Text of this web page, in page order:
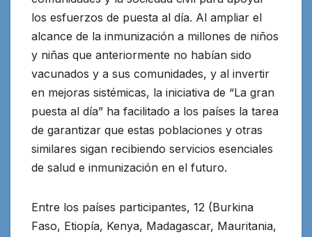
los esfuerzos de puesta al día. Al ampliar el
alcance de la inmunización a millones de niños
y niñas que anteriormente no habían sido
vacunados y a sus comunidades, y al invertir
en mejoras sistémicas, la iniciativa de “La gran
puesta al día” ha facilitado a los países la tarea
de garantizar que estas poblaciones y otras
similares sigan recibiendo servicios esenciales
de salud e inmunización en el futuro.
Entre los países participantes, 12 (Burkina
Faso, Etiopía, Kenya, Madagascar, Mauritania,